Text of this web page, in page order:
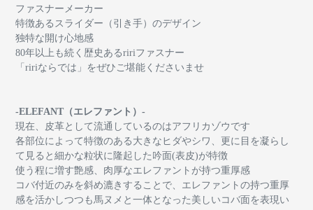
ファスナーメーカー
特徴あるスライダー（引き手）のデザイン
独特な開け心地感
80年以上も続く歴史あるririファスナー
「ririならでは」をぜひご堪能くださいませ
-ELEFANT（エレファント）-
現在、皮革として流通しているのはアフリカゾウです
各部位によって特徴のある大きなヒダやシワ、更に目を凝らし
て見ると細かな粒状に隆起した吟面(表皮)が特徴
使う程に増す艶感、肉厚なエレファントが持つ重厚感
コバ付近のみを斜め漉きすることで、エレファントの持つ重厚
感を活かしつつも馬ヌメと一体となった美しいコバ面を表現い